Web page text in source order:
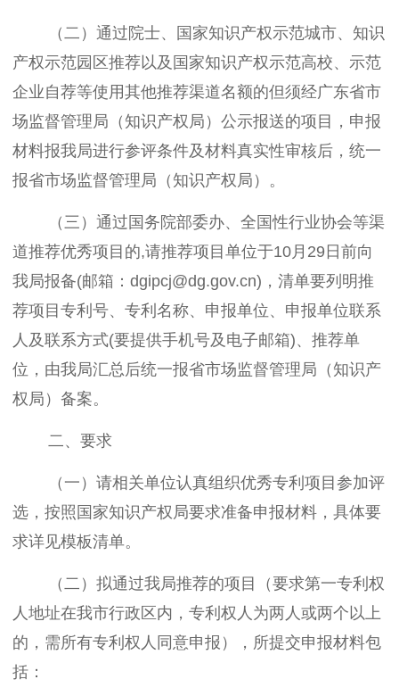
（二）通过院士、国家知识产权示范城市、知识
产权示范园区推荐以及国家知识产权示范高校、示范
企业自荐等使用其他推荐渠道名额的但须经广东省市
场监督管理局（知识产权局）公示报送的项目，申报
材料报我局进行参评条件及材料真实性审核后，统一
报省市场监督管理局（知识产权局）。
（三）通过国务院部委办、全国性行业协会等渠
道推荐优秀项目的,请推荐项目单位于10月29日前向
我局报备(邮箱：dgipcj@dg.gov.cn)，清单要列明推
荐项目专利号、专利名称、申报单位、申报单位联系
人及联系方式(要提供手机号及电子邮箱)、推荐单
位，由我局汇总后统一报省市场监督管理局（知识产
权局）备案。
二、要求
（一）请相关单位认真组织优秀专利项目参加评
选，按照国家知识产权局要求准备申报材料，具体要
求详见模板清单。
（二）拟通过我局推荐的项目（要求第一专利权
人地址在我市行政区内，专利权人为两人或两个以上
的，需所有专利权人同意申报），所提交申报材料包
括：